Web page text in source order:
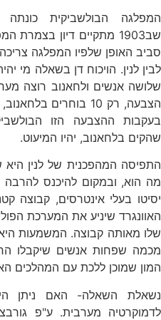
המפלגה הבולשביקית כונתה
שב1903 מתקיים דיון
סביב האופן שלפיו המפלגה
לבין לנין. הויכוח דן בשאלה מי
שלושה אנשים ולחאנוב רוצה
הצבעה, רק 10
בעקבות ההצבעה הזו
שהקים בלחאנוב, יהיו המיעוט.
התפיסה המהפכנית של לנין היא
מה הוא, ובמקום להיכנס להרבה
יסיטו בעלי אינטרסים, קבוצה
האוונגרד שיניע את המערכת
שלו מאותה קבוצה. המשמעות היא
מכמה שפחות אנשים שיקבלו
המון שמוכן ללכת עם המהלכים
נשאלת השאלה- האם ניתן
לדמוקרטיה מערבית. ע"פ